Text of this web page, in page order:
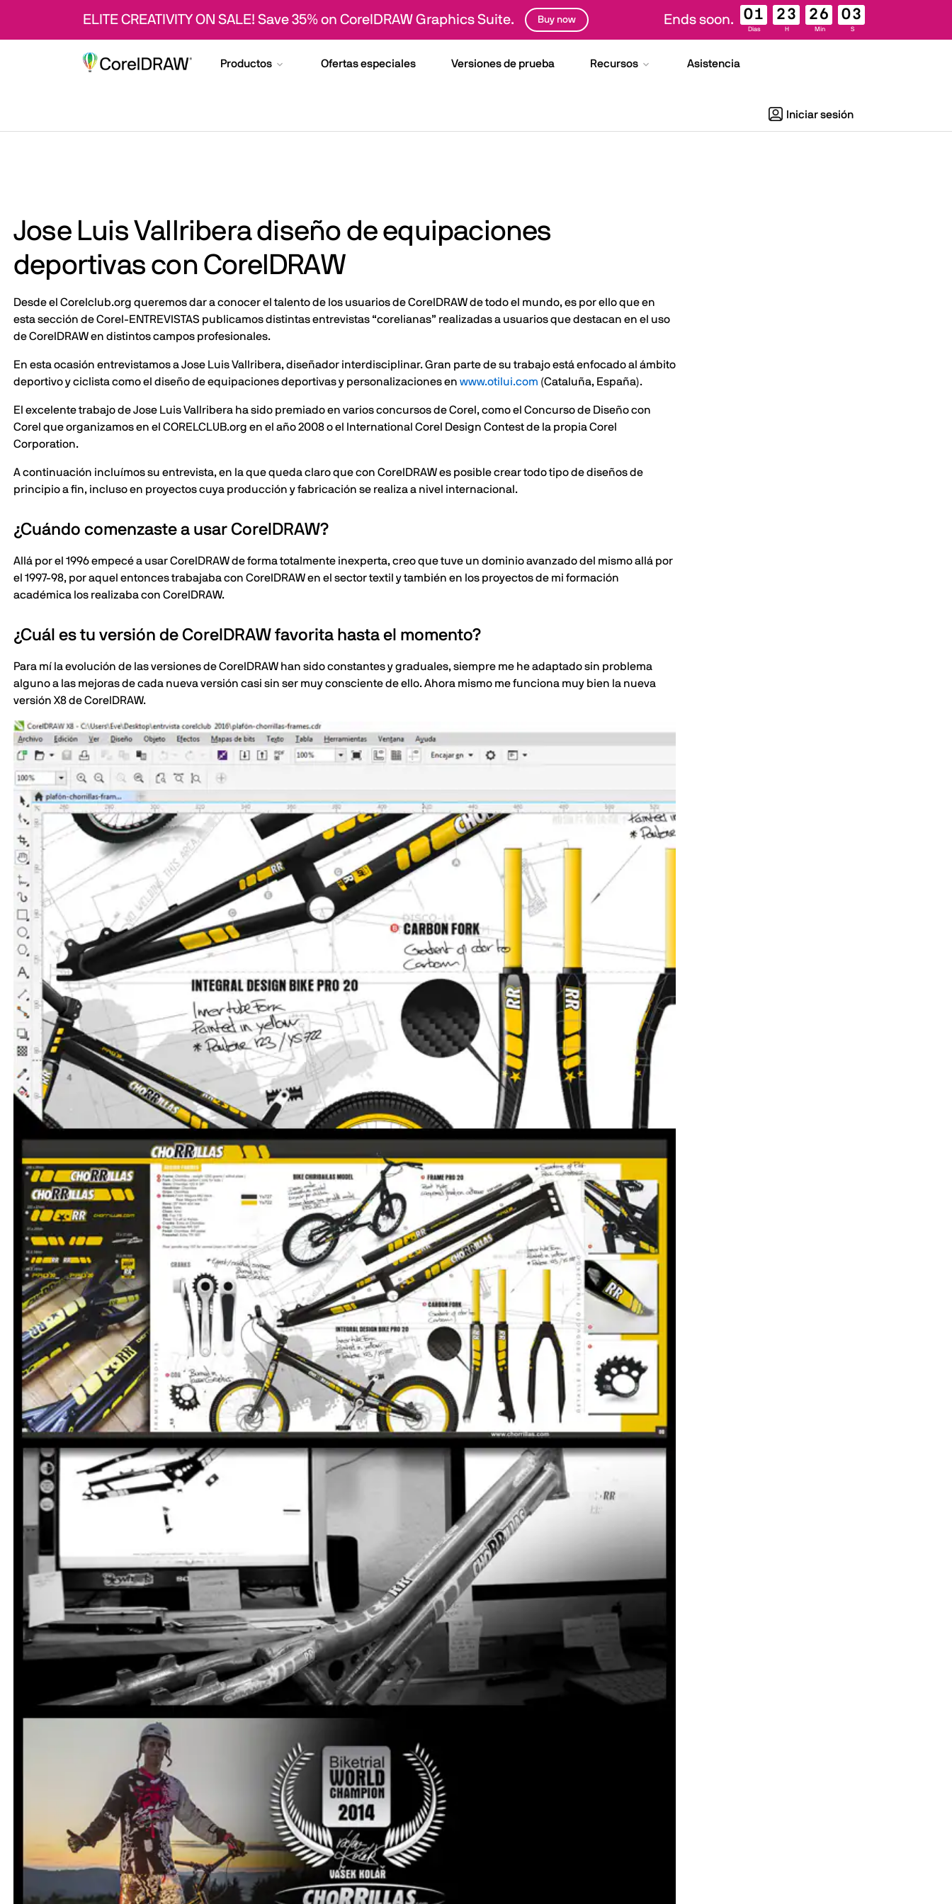
ELITE CREATIVITY ON SALE! Save 35% on CorelDRAW Graphics Suite. Buy now Ends soon. 01
Dias
23
H
26
Min
02
S
Productos Ofertas especiales Versiones de prueba Recursos Asistencia
Iniciar sesión
Jose Luis Vallribera diseño de equipaciones
deportivas con CorelDRAW
Desde el Corelclub.org queremos dar a conocer el talento de los usuarios de CorelDRAW de todo el mundo, es por ello que en
esta sección de Corel-ENTREVISTAS publicamos distintas entrevistas “corelianas” realizadas a usuarios que destacan en el uso
de CorelDRAW en distintos campos profesionales.
En esta ocasión entrevistamos a Jose Luis Vallribera, diseñador interdisciplinar. Gran parte de su trabajo está enfocado al ámbito
deportivo y ciclista como el diseño de equipaciones deportivas y personalizaciones en www.otilui.com (Cataluña, España).
El excelente trabajo de Jose Luis Vallribera ha sido premiado en varios concursos de Corel, como el Concurso de Diseño con
Corel que organizamos en el CORELCLUB.org en el año 2008 o el International Corel Design Contest de la propia Corel
Corporation.
A continuación incluímos su entrevista, en la que queda claro que con CorelDRAW es posible crear todo tipo de diseños de
principio a fin, incluso en proyectos cuya producción y fabricación se realiza a nivel internacional.
¿Cuándo comenzaste a usar CorelDRAW?
Allá por el 1996 empecé a usar CorelDRAW de forma totalmente inexperta, creo que tuve un dominio avanzado del mismo allá por
el 1997-98, por aquel entonces trabajaba con CorelDRAW en el sector textil y también en los proyectos de mi formación
académica los realizaba con CorelDRAW.
¿Cuál es tu versión de CorelDRAW favorita hasta el momento?
Para mí la evolución de las versiones de CorelDRAW han sido constantes y graduales, siempre me he adaptado sin problema
alguno a las mejoras de cada nueva versión casi sin ser muy consciente de ello. Ahora mismo me funciona muy bien la nueva
versión X8 de CorelDRAW.